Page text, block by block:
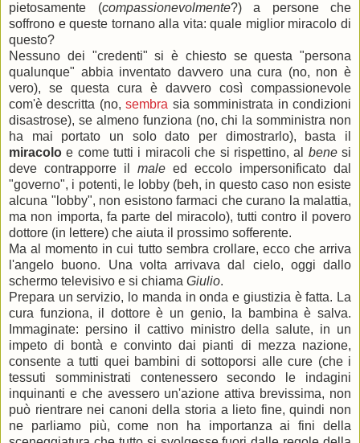
pietosamente (compassionevolmente?) a persone che
soffrono e queste tornano alla vita: quale miglior miracolo di
questo?
Nessuno dei "credenti" si è chiesto se questa "persona
qualunque" abbia inventato davvero una cura (no, non è
vero), se questa cura è davvero così compassionevole
com'è descritta (no,sembra sia somministrata in condizioni
disastrose), se almeno funziona (no, chi la somministra non
ha mai portato un solo dato per dimostrarlo), basta il
miracoloe come tutti i miracoli che si rispettino, al benesi
deve contrapporre il male ed eccolo impersonificato dal
"governo", i potenti, le lobby (beh, in questo caso non esiste
alcuna "lobby", non esistono farmaci che curano la malattia,
ma non importa, fa parte del miracolo), tutti contro il povero
dottore (in lettere) che aiuta il prossimo sofferente.
Ma al momento in cui tutto sembra crollare, ecco che arriva
l'angelo buono. Una volta arrivava dal cielo, oggi dallo
schermo televisivo e si chiama Giulio.
Prepara un servizio, lo manda in onda e giustizia è fatta. La
cura funziona, il dottore è un genio, la bambina è salva.
Immaginate: persino il cattivo ministro della salute, in un
impeto di bontà e convinto dai pianti di mezza nazione,
consente a tutti quei bambini di sottoporsi alle cure (che i
tessuti somministrati contenessero secondo le indagini
inquinanti e che avessero un'azione attiva brevissima, non
può rientrare nei canoni della storia a lieto fine, quindi non
ne parliamo più, come non ha importanza ai fini della